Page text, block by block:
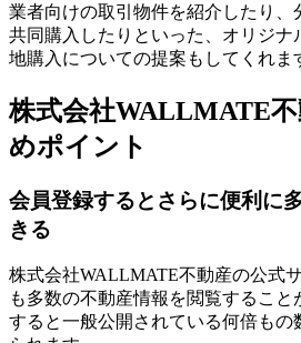
業者向けの取引物件を紹介したり、
共同購入したりといった、オリジナ
地購入についての提案もしてくれま
株式会社WALLMATE
めポイント
会員登録するとさらに便利に
きる
株式会社WALLMATE不動産の公式
も多数の不動産情報を閲覧するこ
すると一般公開されている何倍もの